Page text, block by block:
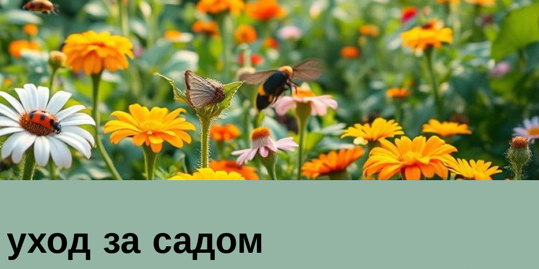
уход за садом